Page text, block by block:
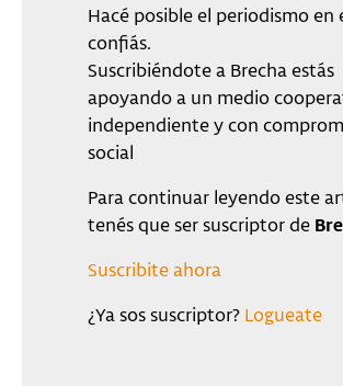
Hacé posible el periodismo en
confiás.
Suscribiéndote a Brecha estás
apoyando a un medio
independiente y con
social
Para continuar leyendo este
tenés que ser suscriptor de
Suscribite ahora
¿Ya sos suscriptor? Logueate